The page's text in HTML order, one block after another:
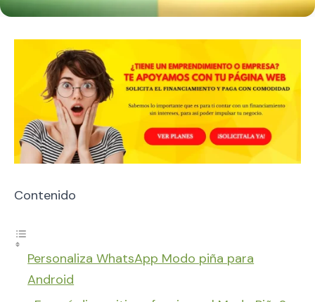
Contenido
Personaliza WhatsApp Modo piña para
Android